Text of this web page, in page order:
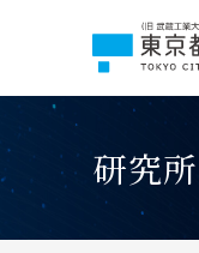
キ
研究